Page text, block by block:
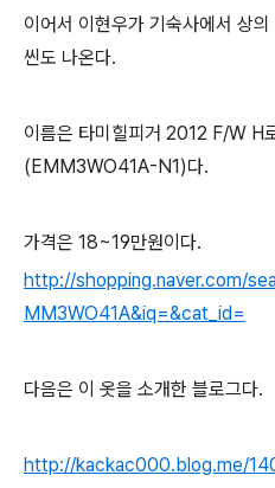
이어서 이현우가 기숙사에서 상
씬도 나온다.
이름은 타미힐피거 2012 F/W H
(EMM3WO41A-N1)다.
가격은 18~19만원이다.
http://shopping.naver.com/
MM3WO41A&iq=&cat_id=
다음은 이 옷을 소개한 블로그다.
http://kackac000.blog.me/